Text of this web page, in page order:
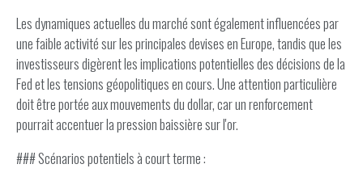
Les dynamiques actuelles du marché sont également influencées par
une faible activité sur les principales devises en Europe, tandis que les
investisseurs digèrent les implications potentielles des décisions de la
Fed et les tensions géopolitiques en cours. Une attention particulière
doit être portée aux mouvements du dollar, car un renforcement
pourrait accentuer la pression baissière sur l'or.
### Scénarios potentiels à court terme :